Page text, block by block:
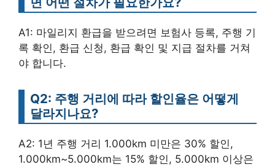
A1: 마일리지 환급을 받으려면 보험사 등록, 주행 기
록 확인, 환급 신청, 환급 확인 및 지급 절차를 거쳐
야 합니다.
Q2: 주행 거리에 따라 할인율은 어떻게
달라지나요?
A2: 1년 주행 거리 1.000km 미만은 30% 할인,
1.000km~5.000km는 15% 할인, 5.000km 이상은